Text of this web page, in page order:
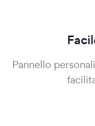
Pannello